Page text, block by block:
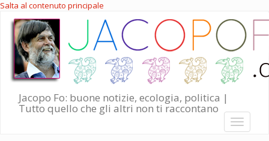
Salta al contenuto principale
Jacopo Fo: buone notizie, ecologia, politica |
Tutto quello che gli altri non ti raccontano
Toggle